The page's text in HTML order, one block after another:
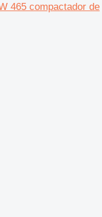
465 compactador de